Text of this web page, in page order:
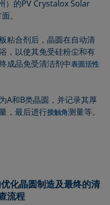
）的PV Crystalox Solar
。
粘合剂后，晶圆在自动清
，以使其免受硅粉尘和有
成品免受清洁剂中表面活性
A和B类晶圆，并记录其厚
，最后进行接触角测量等。
化晶圆制造及最终的清
流程